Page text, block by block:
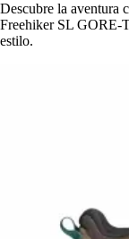
Descubre la aventura
Freehiker SL GORE-
estilo.